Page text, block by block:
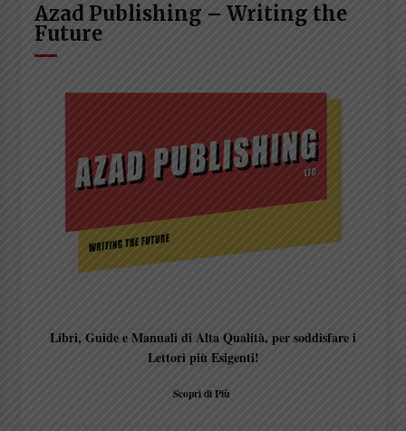
Azad Publishing – Writing the
Future
Libri, Guide e Manuali di Alta Qualità, per soddisfare i
Lettori più Esigenti!
Scopri di Più